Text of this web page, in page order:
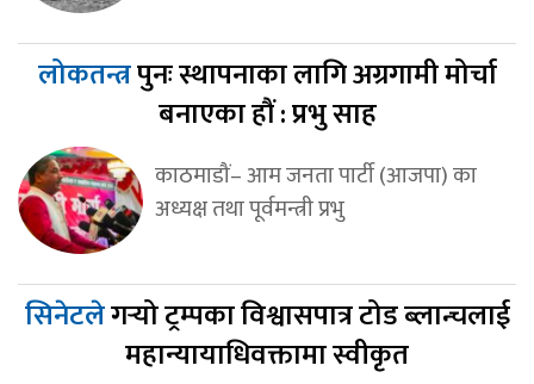
लोकतन्त्रपुनः स्थापनाका लागि अग्रगामी मोर्चा
बनाएका हौं : प्रभु साह
काठमाडौं– आम जनता पार्टी (आजपा) का
अध्यक्ष तथा पूर्वमन्त्री प्रभु
सिनेटलेगर्‍यो ट्रम्पका विश्वासपात्र टोड ब्लान्चलाई
महान्यायाधिवक्तामा स्वीकृत